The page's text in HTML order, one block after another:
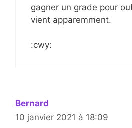
gagner un grade pour
vient apparemment.
:cwy:
Bernard
10 janvier 2021 à 18:09